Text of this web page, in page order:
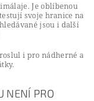
Je oblíbenou
svoje hranice na
jsou i další
i pro nádherné a
NENÍ PRO